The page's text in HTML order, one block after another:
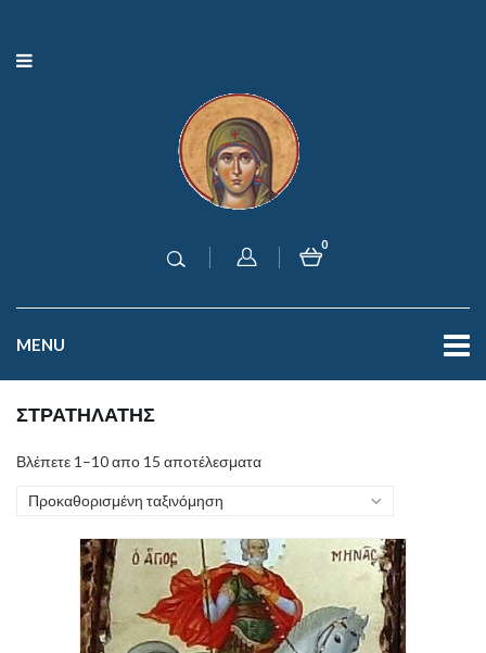
0
MENU
ΣΤΡΑΤΗΛΑΤΗΣ
Βλέπετε 1–10 απο 15 αποτέλεσματα
Προκαθορισμένη ταξινόμηση